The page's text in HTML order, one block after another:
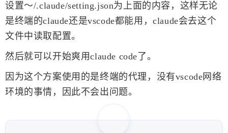
设置～/.claude/setting.json为上面的内容，这样无论
是终端的claude还是vscode都能用，claude会去这个
文件中读取配置。
然后就可以开始爽用claude code了。
因为这个方案使用的是终端的代理，没有vscode网络
环境的事情，因此不会出问题。